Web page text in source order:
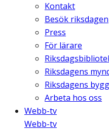
Kontakt
Besök riksdagen
Press
För lärare
Riksdagens
Riksdagens
Arbeta hos oss
Webb-tv
Webb-tv